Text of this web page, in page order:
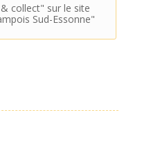
collect" sur le site
Sud-Essonne"